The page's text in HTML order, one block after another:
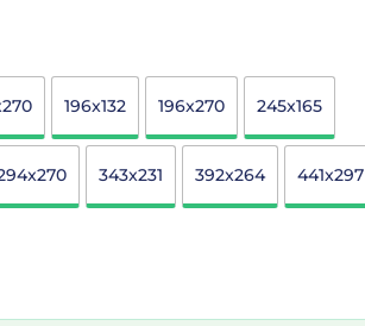
196x132 196x270 245x165
343x231 392x264 441x297